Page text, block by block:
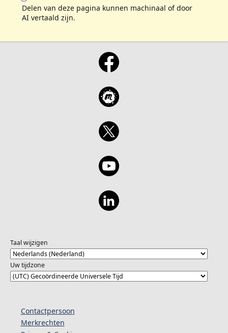
Delen van deze pagina kunnen machinaal of door
AI vertaald zijn.
Taal wijzigen
Uw tijdzone
Contactpersoon
Merkrechten